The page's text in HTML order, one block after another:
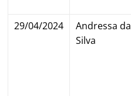
29/04/2024
Andressa da
Silva